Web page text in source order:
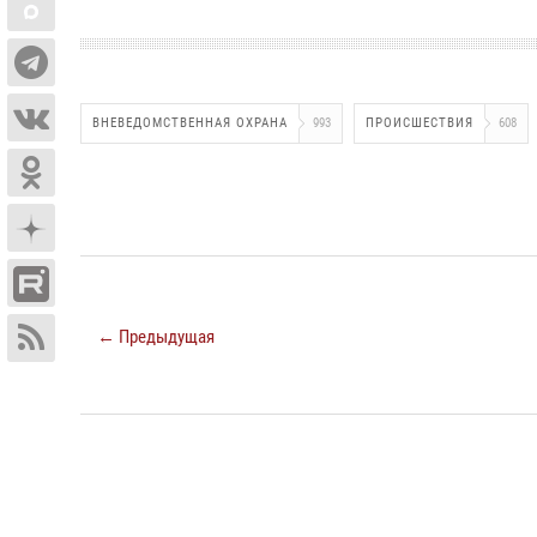
ВНЕВЕДОМСТВЕННАЯ ОХРАНА 993 ПРОИСШЕСТВИЯ 608
← Предыдущая